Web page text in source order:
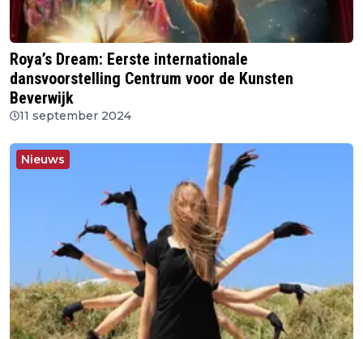
Roya’s Dream: Eerste internationale
dansvoorstelling Centrum voor de Kunsten
Beverwijk
11 september 2024
Nieuws